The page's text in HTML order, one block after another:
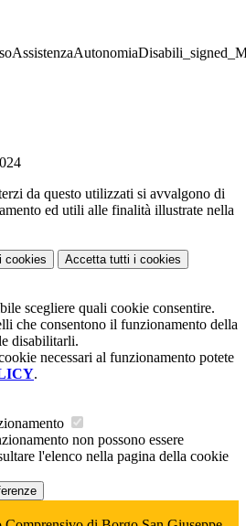
da questo utilizzati si avvalgono di
ed utili alle finalità illustrate nella
i cookies Accetta tutti i cookies
scegliere quali cookie consentire.
che consentono il funzionamento della
disabilitarli.
necessari al funzionamento potete
.
non possono essere
l'elenco nella pagina della cookie